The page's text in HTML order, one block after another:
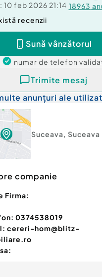
10 feb 2026 21:14 18963
recenzii
Sună vânzătorul
numar de telefon
Trimite mesaj
anunțuri ale
Suceava, Suceava
companie
Firma:
0374538019
cereri-hom@blitz-